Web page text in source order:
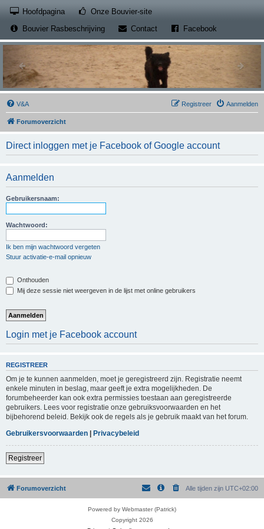
Hoofdpagina Onze Bouvier-site(Opens a new tab)
Bouvier Rasbeschrijving
Contact(Opens a new tab)
Facebook
V&A Aanmelden
Registreer
Forumoverzicht
Direct inloggen met je Facebook of Google account
Aanmelden
Gebruikersnaam:
Wachtwoord:
Ik ben mijn wachtwoord vergeten
Stuur activatie-e-mail opnieuw
Onthouden
Mij deze sessie niet weergeven in de lijst met online gebruikers
Login met je Facebook account
REGISTREER
Om je te kunnen aanmelden, moet je geregistreerd zijn. Registratie neemt
enkele minuten in beslag, maar geeft je extra mogelijkheden. De
forumbeheerder kan ook extra permissies toestaan aan geregistreerde
gebruikers. Lees voor registratie onze gebruiksvoorwaarden en het
bijbehorend beleid. Bekijk ook de regels als je gebruik maakt van het forum.
Gebruikersvoorwaarden | Privacybeleid
Registreer
Forumoverzicht Alle tijden zijn UTC+02:00
Powered by Webmaster (Patrick)
Copyright 2026